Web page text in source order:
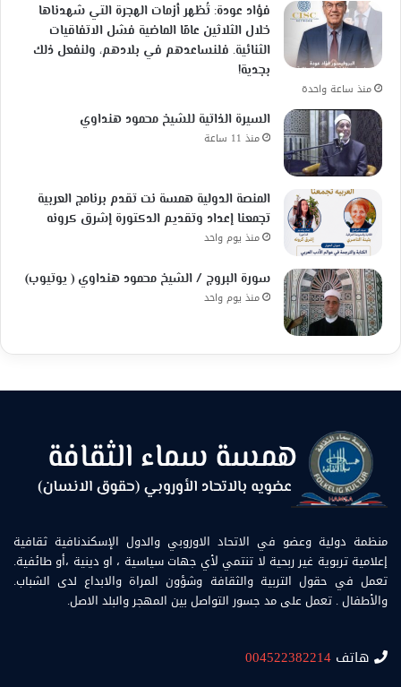
فؤاد عودة: تُظهر أزمات الهجرة التي شهدناها
خلال الثلاثين عامًا الماضية فشل الاتفاقيات
الثنائية. فلنساعدهم في بلادهم، ولنفعل ذلك
بجدية!
منذ ساعة واحدة
السيرة الذاتية للشيخ محمود هنداوي
منذ 11 ساعة
المنصة الدولية همسة نت تقدم برنامج العربية
تجمعنا إعداد وتقديم الدكتورة إشرق كرونه
منذ يوم واحد
سورة البروج / الشيخ محمود هنداوي ( يوتيوب)
منذ يوم واحد
منظمة دولية وعضو في الاتحاد الاوروبي والدول الإسكندنافية ثقافية
إعلامية تربوية غير ربحية لا تنتمي لأي جهات سياسية ، او دينية ،أو طائفية.
تعمل في حقول التربية والثقافة وشؤون المراة والابداع لدى الشباب.
والأطفال . تعمل على مد جسور التواصل بين المهجر والبلد الاصل.
هاتف 004522382214